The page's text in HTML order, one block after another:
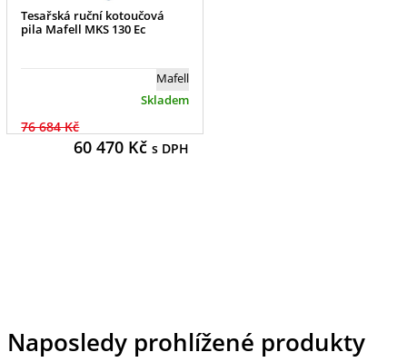
Tesařská ruční kotoučová
pila Mafell MKS 130 Ec
Mafell
Skladem
76 684 Kč
60 470Kč s DPH
Naposledy prohlížené produkty